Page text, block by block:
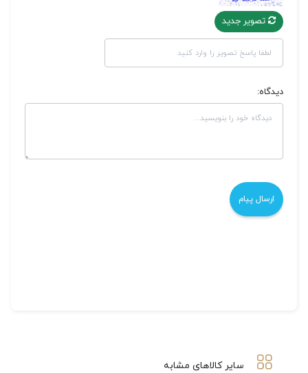
تصویر جدید
دیدگاه:
سایر کالاهای مشابه